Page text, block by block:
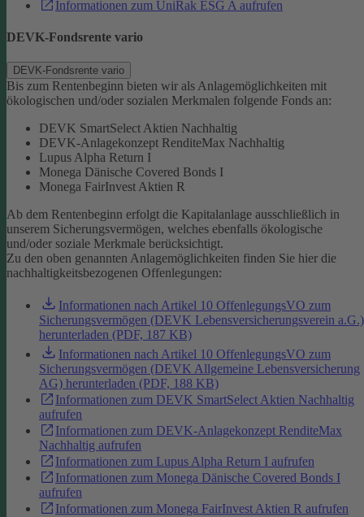
Informationen zum UniRak ESG A aufrufen
DEVK-Fondsrente vario
DEVK-Fondsrente vario
Bis zum Rentenbeginn bieten wir als Anlagemöglichkeiten mit
ökologischen und/oder sozialen Merkmalen folgende Fonds an:
DEVK SmartSelect Aktien Nachhaltig
DEVK-Anlagekonzept RenditeMax Nachhaltig
Lupus Alpha Return I
Monega Dänische Covered Bonds I
Monega FairInvest Aktien R
Ab dem Rentenbeginn erfolgt die Kapitalanlage ausschließlich in
unserem Sicherungsvermögen, welches ebenfalls ökologische
und/oder soziale Merkmale berücksichtigt.
Zu den oben genannten Anlagemöglichkeiten finden Sie hier die
nachhaltigkeitsbezogenen Offenlegungen:
Informationen nach Artikel 10 OffenlegungsVO zum
Sicherungsvermögen (DEVK Lebensversicherungsverein a.G.)
herunterladen (PDF, 187 KB)
Informationen nach Artikel 10 OffenlegungsVO zum
Sicherungsvermögen (DEVK Allgemeine Lebensversicherung
AG) herunterladen (PDF, 188 KB)
Informationen zum DEVK SmartSelect Aktien Nachhaltig
aufrufen
Informationen zum DEVK-Anlagekonzept RenditeMax
Nachhaltig aufrufen
Informationen zum Lupus Alpha Return I aufrufen
Informationen zum Monega Dänische Covered Bonds I
aufrufen
Informationen zum Monega FairInvest Aktien R aufrufen